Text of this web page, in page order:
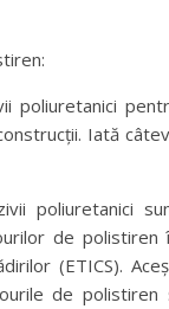
poliuretanici
Iată
poliuretanici
de polistiren
(ETICS).
de polistiren